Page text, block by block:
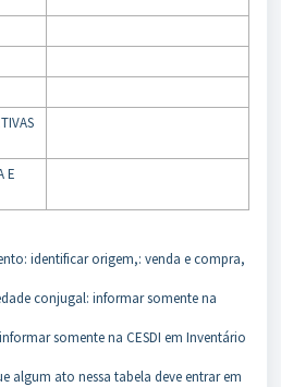
E
identificar origem,: venda e compra,
conjugal: informar somente na
somente na CESDI em Inventário
algum ato nessa tabela deve entrar em